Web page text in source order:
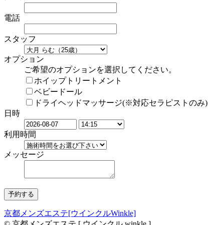
電話
スタッフ
オプション
ご希望のオプションを選択してください。
ホイップトリートメント
ベビードール
ドライヘッドマッサージ(※対応セラピストのみ)
日時
利用時間
メッセージ
京都メンズエステ[ウインクルWinkle]